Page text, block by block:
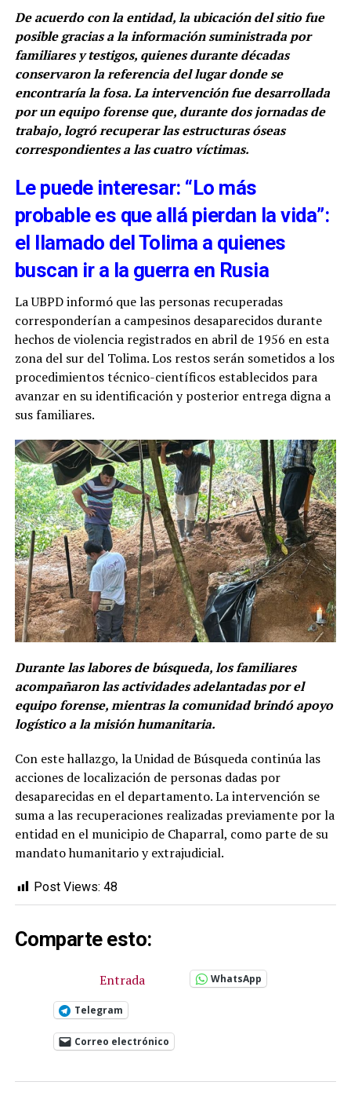
De acuerdo con la entidad, la ubicación del sitio fue
posible gracias a la información suministrada por
familiares y testigos, quienes durante décadas
conservaron la referencia del lugar donde se
encontraría la fosa. La intervención fue desarrollada
por un equipo forense que, durante dos jornadas de
trabajo, logró recuperar las estructuras óseas
correspondientes a las cuatro víctimas.
Le puede interesar: “Lo más
probable es que allá pierdan la vida”:
el llamado del Tolima a quienes
buscan ir a la guerra en Rusia
La UBPD informó que las personas recuperadas
corresponderían a campesinos desaparecidos durante
hechos de violencia registrados en abril de 1956 en esta
zona del sur del Tolima. Los restos serán sometidos a los
procedimientos técnico-científicos establecidos para
avanzar en su identificación y posterior entrega digna a
sus familiares.
Durante las labores de búsqueda, los familiares
acompañaron las actividades adelantadas por el
equipo forense, mientras la comunidad brindó apoyo
logístico a la misión humanitaria.
Con este hallazgo, la Unidad de Búsqueda continúa las
acciones de localización de personas dadas por
desaparecidas en el departamento. La intervención se
suma a las recuperaciones realizadas previamente por la
entidad en el municipio de Chaparral, como parte de su
mandato humanitario y extrajudicial.
Post Views: 48
Comparte esto:
Entrada WhatsApp
Telegram
Correo electrónico